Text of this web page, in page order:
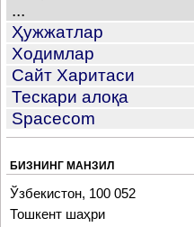
...
Ҳужжатлар
Ходимлар
Сайт Харитаси
Тескари алоқа
Spacecom
БИЗНИНГ МАНЗИЛ
Ўзбекистон, 100 052
Тошкент шаҳри